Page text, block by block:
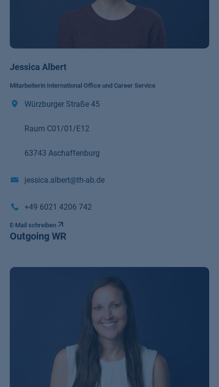
Jessica Albert
Mitarbeiterin International Office und Career Service
Würzburger Straße 45
Raum C01/01/E12
63743 Aschaffenburg
jessica.albert@th-ab.de
+49 6021 4206 742
E-Mail schreiben
Outgoing WR